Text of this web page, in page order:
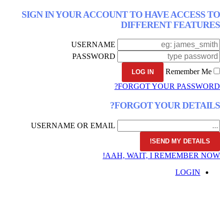
SIGN IN YOUR ACCOUNT TO HAVE
DIFFERENT
USERNAME
FORGOT YOUR
FORGOT
USERNAME OR EMAIL
AAH, WAIT, I